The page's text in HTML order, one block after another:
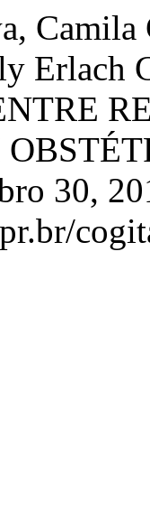
Camila
Erlach
30,